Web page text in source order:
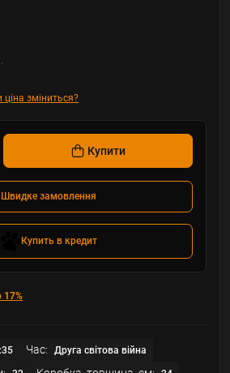
ціна зміниться?
Купити
Швидке замовлення
Купить в кредит
17%
Час: Друга світова війна